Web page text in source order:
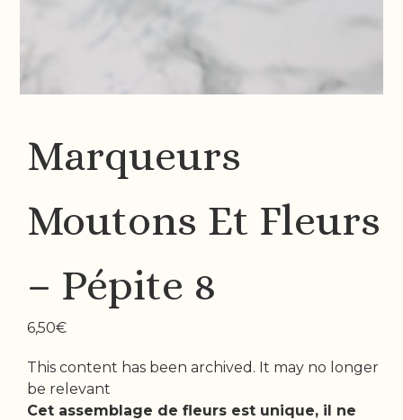
Marqueurs
Moutons Et Fleurs
– Pépite 8
6,50€
This content has been archived. It may no longer
be relevant
Cet assemblage de fleurs est unique, il ne